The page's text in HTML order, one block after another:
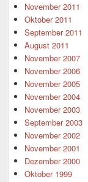
November 2011
Oktober 2011
September 2011
August 2011
November 2007
November 2006
November 2005
November 2004
November 2003
September 2003
November 2002
November 2001
Dezember 2000
Oktober 1999